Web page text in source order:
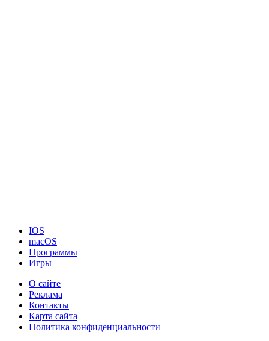
IOS
macOS
Программы
Игры
О сайте
Реклама
Контакты
Карта сайта
Политика конфиденциальности